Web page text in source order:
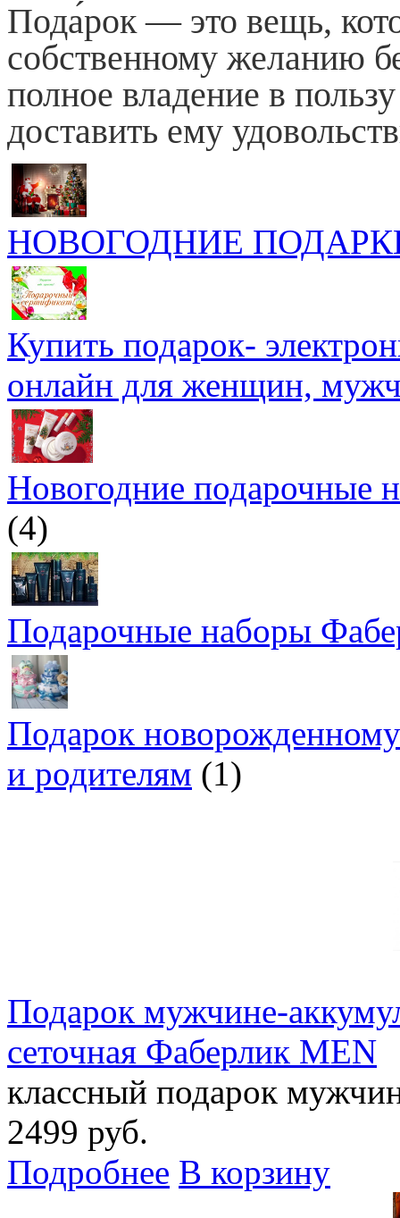
Пода́рок — это вещь,
собственному желанию
полное владение в
доставить ему
НОВОГОДНИЕ ПОДАРКИ
Купить подарок-
онлайн для женщин,
Новогодние
(4)
Подарочные наборы
Подарок
и родителям (1)
Подарок мужчине-
сеточная Фаберлик MEN
классный подарок
2499 руб.
Подробнее В корзину